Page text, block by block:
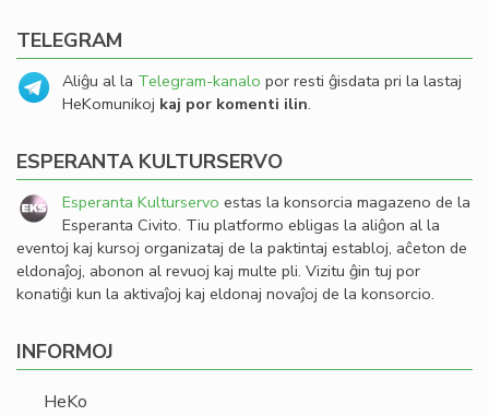
TELEGRAM
Aliĝu al la Telegram-kanalo por resti ĝisdata pri la lastaj
HeKomunikoj kaj por komenti ilin.
ESPERANTA KULTURSERVO
Esperanta Kulturservo estas la konsorcia magazeno de la
Esperanta Civito. Tiu platformo ebligas la aliĝon al la
eventoj kaj kursoj organizataj de la paktintaj establoj, aĉeton de
eldonaĵoj, abonon al revuoj kaj multe pli. Vizitu ĝin tuj por
konatiĝi kun la aktivaĵoj kaj eldonaj novaĵoj de la konsorcio.
INFORMOJ
HeKo